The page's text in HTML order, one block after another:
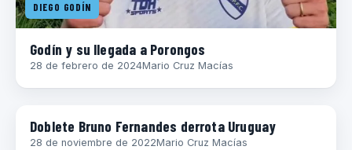
DIEGO GODÍN
Godín y su llegada a Porongos
28 de febrero de 2024Mario Cruz Macías
Doblete Bruno Fernandes derrota Uruguay
28 de noviembre de 2022Mario Cruz Macías